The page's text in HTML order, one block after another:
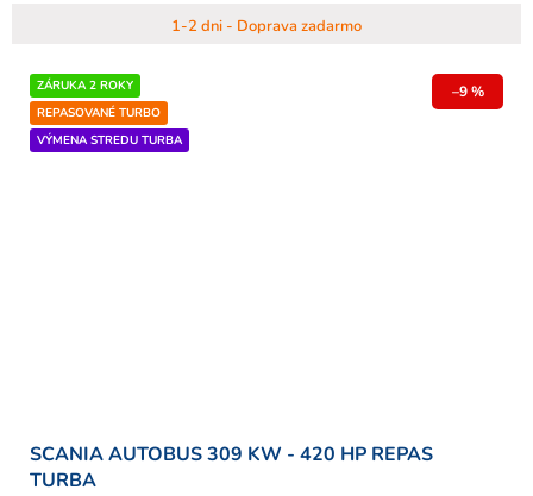
1-2 dni - Doprava zadarmo
ZÁRUKA 2 ROKY
REPASOVANÉ TURBO
VÝMENA STREDU TURBA
–9 %
SCANIA AUTOBUS 309 KW - 420 HP REPAS
TURBA